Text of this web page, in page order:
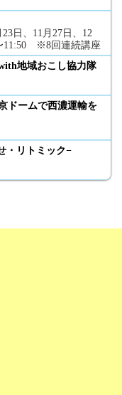
日、11月27日、12
11:50 ※8回連続講座
地域おこし協力隊
ドームで西濃運輸を
・リトミック−